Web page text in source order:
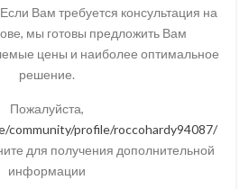
Если Вам требуется консультация на
мы готовы предложить Вам
цены и наиболее оптимальное
решение.
Пожалуйста,
community/profile/roccohardy94087/
для получения дополнительной
информации